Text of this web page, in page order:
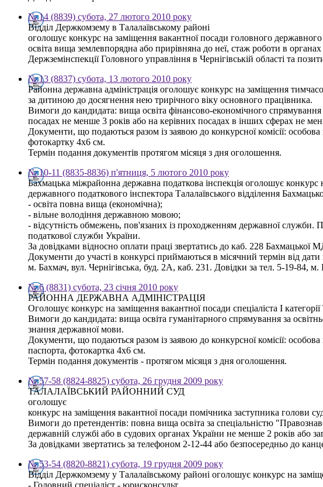
№ 14 (8839) субота, 27 лютого 2010 року
Відділ Держкомзему в Талалаївському районі
оголошує конкурс на заміщення вакантної посади головного
освіта вища землевпорядна або прирівняна до неї, стаж роботи в
Держземінспекції Головного управління в Чернігівській області та
№ 13 (8837) субота, 13 лютого 2010 року
Районна державна адміністрація оголошує конкурс на заміщення
за дитиною до досягнення нею трирічного віку основного працівника.
Вимоги до кандидата: вища освіта фінансово-економічного спрямування
посадах не менше 3 років або на керівних посадах в інших сферах не
Документи, що подаються разом із заявою до конкурсної комісії:
фотокартку 4х6 см.
Термін подання документів протягом місяця з дня оголошення.
№ 10-11 (8835-8836) п'ятниця, 5 лютого 2010 року
Бахмацька міжрайонна державна податкова інспекція оголошує конкурс
державного податкового інспектора Талалаївського відділення
- освіта повна вища (економічна);
- вільне володіння державною мовою;
- відсутність обмежень, пов'язаних із проходженням державної служби.
податкової служби України.
За довідками відносно оплати праці звертатись до каб. 228 Бахмацької
Документи до участі в конкурсі приймаються в місячний термін від
м. Бахмач, вул. Чернігівська, буд. 2А, каб. 231. Довідки за тел. 5-19-84, м.
№ 6 (8831) субота, 23 січня 2010 року
РАЙОННА ДЕРЖАВНА АДМІНІСТРАЦІЯ
Оголошує конкурс на заміщення вакантної посади спеціаліста І
Вимоги до кандидата: вища освіта гуманітарного спрямування за
знання державної мови.
Документи, що подаються разом із заявою до конкурсної комісії:
паспорта, фотокартка 4х6 см.
Термін подання документів - протягом місяця з дня оголошення.
№ 57-58 (8824-8825) субота, 26 грудня 2009 року
ТАЛАЛАЇВСЬКИЙ РАЙОННИЙ СУД
оголошує
конкурс на заміщення вакантної посади помічника заступника голови
Вимоги до претендентів: повна вища освіта за спеціальністю
державній службі або в судових органах України не менше 2 років або
За довідками звертатись за телефоном 2-12-44 або безпосередньо до
№ 53-54 (8820-8821) субота, 19 грудня 2009 року
Відділ Держкомзему у Талалаївському районі оголошує конкурс на
- Головний спеціаліст - юрисконсульт.